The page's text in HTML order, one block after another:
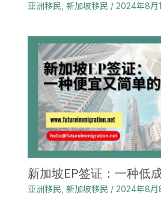
亚洲移民 新加坡移民 / 2024年8月
新加坡EP签证：一种低
亚洲移民 新加坡移民 / 2024年8月